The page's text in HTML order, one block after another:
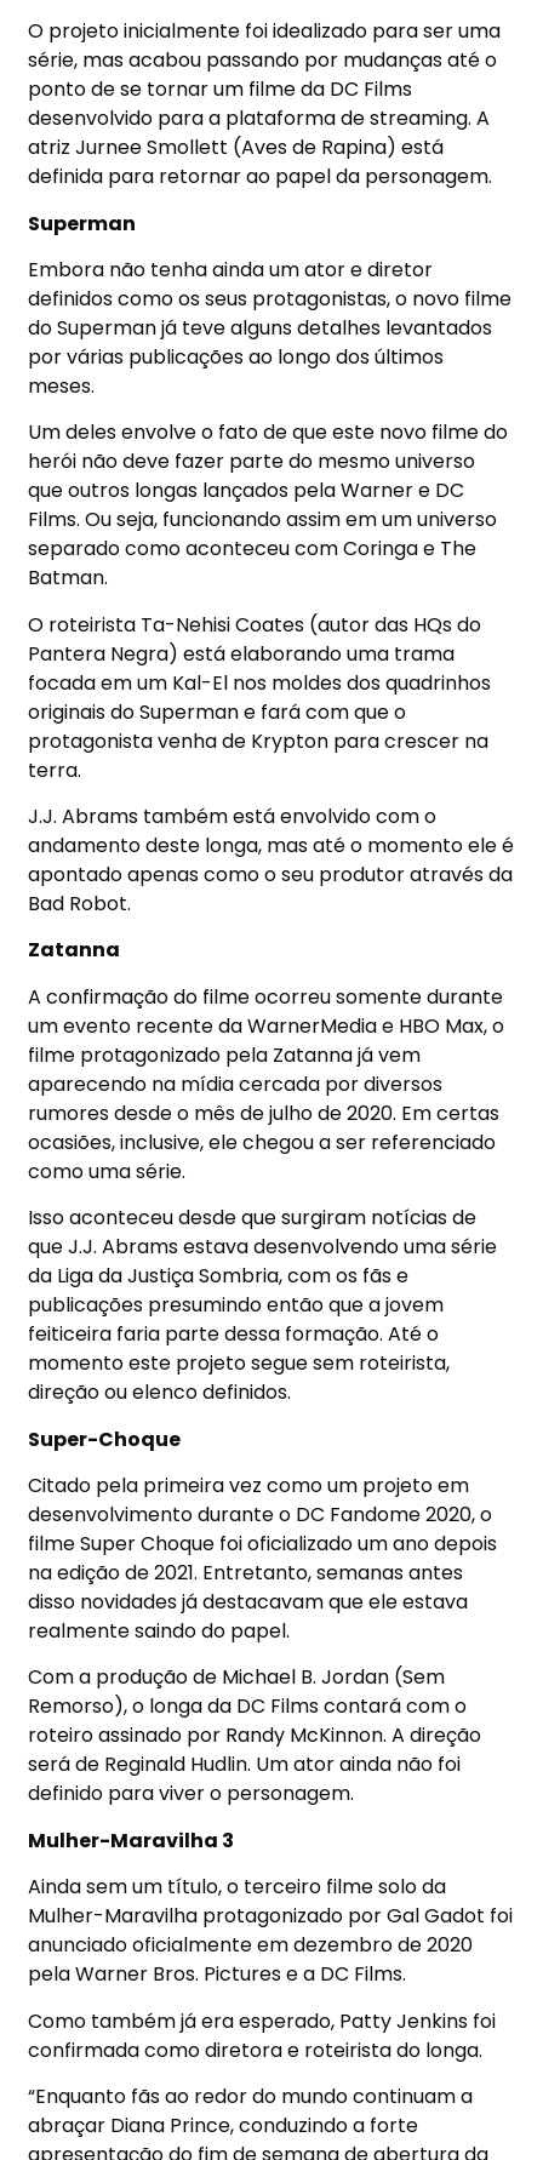
O projeto inicialmente foi idealizado para ser uma
série, mas acabou passando por mudanças até o
ponto de se tornar um filme da DC Films
desenvolvido para a plataforma de streaming. A
atriz Jurnee Smollett (Aves de Rapina) está
definida para retornar ao papel da personagem.
Superman
Embora não tenha ainda um ator e diretor
definidos como os seus protagonistas, o novo filme
do Superman já teve alguns detalhes levantados
por várias publicações ao longo dos últimos
meses.
Um deles envolve o fato de que este novo filme do
herói não deve fazer parte do mesmo universo
que outros longas lançados pela Warner e DC
Films. Ou seja, funcionando assim em um universo
separado como aconteceu com Coringa e The
Batman.
O roteirista Ta-Nehisi Coates (autor das HQs do
Pantera Negra) está elaborando uma trama
focada em um Kal-El nos moldes dos quadrinhos
originais do Superman e fará com que o
protagonista venha de Krypton para crescer na
terra.
J.J. Abrams também está envolvido com o
andamento deste longa, mas até o momento ele é
apontado apenas como o seu produtor através da
Bad Robot.
Zatanna
A confirmação do filme ocorreu somente durante
um evento recente da WarnerMedia e HBO Max, o
filme protagonizado pela Zatanna já vem
aparecendo na mídia cercada por diversos
rumores desde o mês de julho de 2020. Em certas
ocasiões, inclusive, ele chegou a ser referenciado
como uma série.
Isso aconteceu desde que surgiram notícias de
que J.J. Abrams estava desenvolvendo uma série
da Liga da Justiça Sombria, com os fãs e
publicações presumindo então que a jovem
feiticeira faria parte dessa formação. Até o
momento este projeto segue sem roteirista,
direção ou elenco definidos.
Super-Choque
Citado pela primeira vez como um projeto em
desenvolvimento durante o DC Fandome 2020, o
filme Super Choque foi oficializado um ano depois
na edição de 2021. Entretanto, semanas antes
disso novidades já destacavam que ele estava
realmente saindo do papel.
Com a produção de Michael B. Jordan (Sem
Remorso), o longa da DC Films contará com o
roteiro assinado por Randy McKinnon. A direção
será de Reginald Hudlin. Um ator ainda não foi
definido para viver o personagem.
Mulher-Maravilha 3
Ainda sem um título, o terceiro filme solo da
Mulher-Maravilha protagonizado por Gal Gadot foi
anunciado oficialmente em dezembro de 2020
pela Warner Bros. Pictures e a DC Films.
Como também já era esperado, Patty Jenkins foi
confirmada como diretora e roteirista do longa.
“Enquanto fãs ao redor do mundo continuam a
abraçar Diana Prince, conduzindo a forte